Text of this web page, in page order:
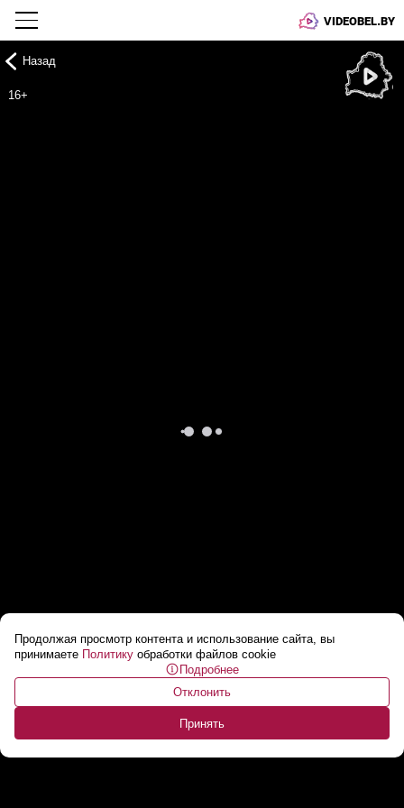
VIDEOBEL.BY
Продолжая просмотр контента и использование сайта, вы
принимаете Политику обработки файлов cookie
Подробнее
Отклонить
Принять
Назад
16+
Эксперт из ЕС: Евросоюз стал заложником
США!...